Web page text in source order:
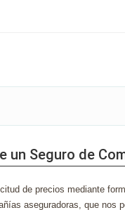
un Seguro de
de precios mediante
aseguradoras, que nos